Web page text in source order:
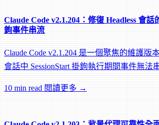
Claude Code v2.1.204：修復 Headless 會話
鉤事件串流
Claude Code v2.1.204 是一個聚焦的維護版
會話中 SessionStart 掛鉤執行期間事件無法
10 min read 閱讀更多 →